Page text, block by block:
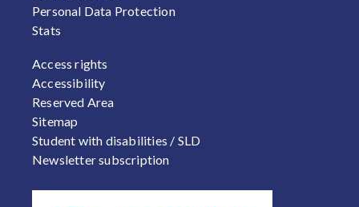
Personal Data Protection
Stats
FOOTER 2
Access rights
Accessibility
Reserved Area
Sitemap
Student with disabilities / SLD
Newsletter subscription